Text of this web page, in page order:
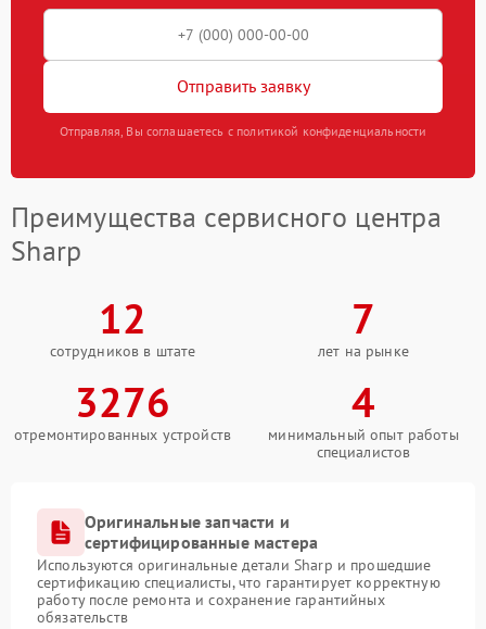
Отправить заявку
Отправляя, Вы соглашаетесь с политикой конфиденциальности
Преимущества сервисного центра
Sharp
12
сотрудников в штате
7
лет на рынке
3276
отремонтированных устройств
4
минимальный опыт работы
специалистов
Оригинальные запчасти и
сертифицированные мастера
Используются оригинальные детали Sharp и прошедшие
сертификацию специалисты, что гарантирует корректную
работу после ремонта и сохранение гарантийных
обязательств